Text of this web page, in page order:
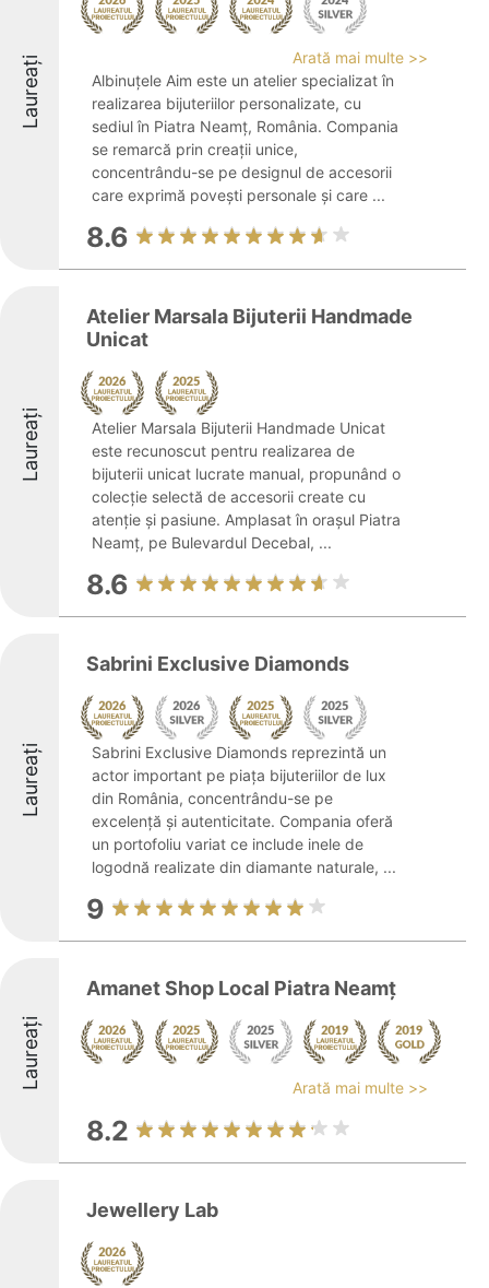
Laureați
Arată mai multe >>
Albinuțele Aim este un atelier specializat în
realizarea bijuteriilor personalizate, cu
sediul în Piatra Neamț, România. Compania
se remarcă prin creații unice,
concentrându-se pe designul de accesorii
care exprimă povești personale și care ...
8.6
Laureați
Atelier Marsala Bijuterii Handmade
Unicat
Atelier Marsala Bijuterii Handmade Unicat
este recunoscut pentru realizarea de
bijuterii unicat lucrate manual, propunând o
colecție selectă de accesorii create cu
atenție și pasiune. Amplasat în orașul Piatra
Neamț, pe Bulevardul Decebal, ...
8.6
Laureați
Sabrini Exclusive Diamonds
Sabrini Exclusive Diamonds reprezintă un
actor important pe piața bijuteriilor de lux
din România, concentrându-se pe
excelență și autenticitate. Compania oferă
un portofoliu variat ce include inele de
logodnă realizate din diamante naturale, ...
9
Laureați
Amanet Shop Local Piatra Neamț
Arată mai multe >>
8.2
Jewellery Lab